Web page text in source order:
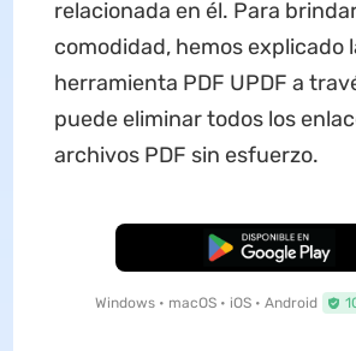
relacionada en él. Para
comodidad, hemos explicado
herramienta PDF UPDF a
puede eliminar todos los
archivos PDF sin esfuerzo.
Descarga Gratuita
Windows • macOS • iOS • Android